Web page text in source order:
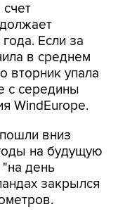
Если за
в среднем
вторник упала
с середины
WindEurope.
вниз
на будущую
"на день
закрылся